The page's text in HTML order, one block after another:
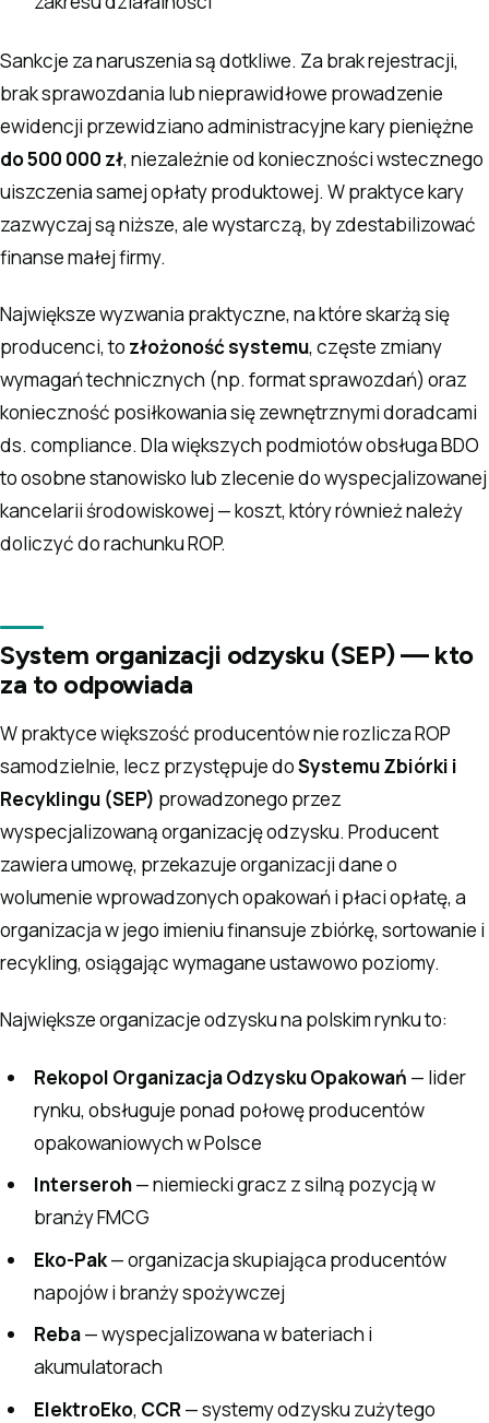
Sankcje za naruszenia są dotkliwe. Za brak rejestracji,
brak sprawozdania lub nieprawidłowe prowadzenie
ewidencji przewidziano administracyjne kary pieniężne
do 500 000 zł, niezależnie od konieczności wstecznego
uiszczenia samej opłaty produktowej. W praktyce kary
zazwyczaj są niższe, ale wystarczą, by zdestabilizować
finanse małej firmy.
Największe wyzwania praktyczne, na które skarżą się
producenci, to złożoność systemu, częste zmiany
wymagań technicznych (np. format sprawozdań) oraz
konieczność posiłkowania się zewnętrznymi doradcami
ds. compliance. Dla większych podmiotów obsługa BDO
to osobne stanowisko lub zlecenie do wyspecjalizowanej
kancelarii środowiskowej — koszt, który również należy
doliczyć do rachunku ROP.
System organizacji odzysku (SEP) — kto
za to odpowiada
W praktyce większość producentów nie rozlicza ROP
samodzielnie, lecz przystępuje doSystemu Zbiórki i
Recyklingu (SEP) prowadzonego przez
wyspecjalizowaną organizację odzysku. Producent
zawiera umowę, przekazuje organizacji dane o
wolumenie wprowadzonych opakowań i płaci opłatę, a
organizacja w jego imieniu finansuje zbiórkę, sortowanie i
recykling, osiągając wymagane ustawowo poziomy.
Największe organizacje odzysku na polskim rynku to:
Rekopol Organizacja Odzysku Opakowań — lider
rynku, obsługuje ponad połowę producentów
opakowaniowych w Polsce
Interseroh— niemiecki gracz z silną pozycją w
branży FMCG
Eko-Pak— organizacja skupiająca producentów
napojów i branży spożywczej
Reba— wyspecjalizowana w bateriach i
akumulatorach
ElektroEko, CCR— systemy odzysku zużytego